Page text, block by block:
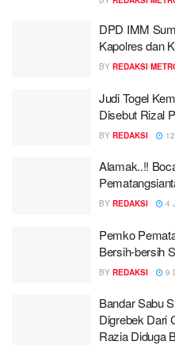
DPD IMM
Kapolres dan
BY REDAKSI
Judi Togel
Disebut Rizal
BY REDAKSI
Alamak..!!
BY REDAKSI 4
Pemko
Bersih-bersih
BY REDAKSI 9
Bandar Sabu
Digrebek Dari
Razia Diduga